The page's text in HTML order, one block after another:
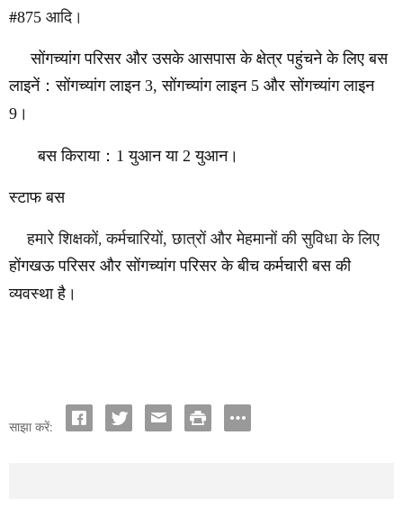
#875 आदि।
सोंगच्यांग परिसर और उसके आसपास के क्षेत्र पहुंचने के लिए बस
लाइनें：सोंगच्यांग लाइन 3, सोंगच्यांग लाइन 5 और सोंगच्यांग लाइन
9।
बस किराया： 1 युआन या 2 युआन।
स्टाफ बस
हमारे शिक्षकों, कर्मचारियों, छात्रों और मेहमानों की सुविधा के लिए
होंगखऊ परिसर और सोंगच्यांग परिसर के बीच कर्मचारी बस की
व्यवस्था है।
साझा करें: